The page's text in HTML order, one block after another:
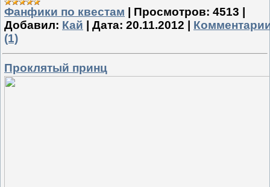
Фанфики по квестам Просмотров: 4513
Добавил: Кай Дата: 20.11.2012
(1)
Проклятый принц